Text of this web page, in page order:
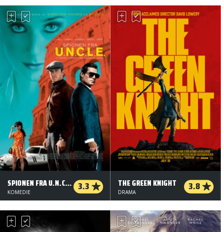
SPIONEN FRA U.N.C.L.E. 3.3
KOMEDIE
THE GREEN KNIGHT 3.8
DRAMA